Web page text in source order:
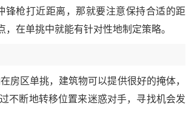
枪打近距离，那就要注意保持合适的距
在单挑中就能有针对性地制定策略。
区单挑，建筑物可以提供很好的掩体，
不断地转移位置来迷惑对手，寻找机会发